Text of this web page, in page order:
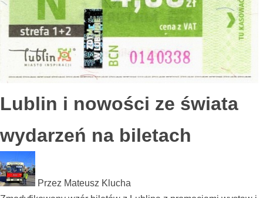
Lublin i nowości ze świata
wydarzeń na biletach
Przez Mateusz Klucha